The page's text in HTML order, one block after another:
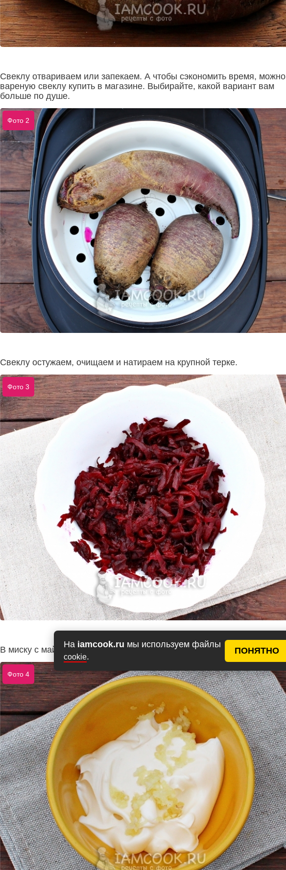
На iamcook.ru мы используем файлы
cookie.
ПОНЯТНО
Свеклу отвариваем или запекаем. А чтобы сэкономить время, можно
вареную свеклу купить в магазине. Выбирайте, какой вариант вам
больше по душе.
Фото 2
Свеклу остужаем, очищаем и натираем на крупной терке.
Фото 3
В миску с майонезом добавляем измельченный чеснок,
Фото 4